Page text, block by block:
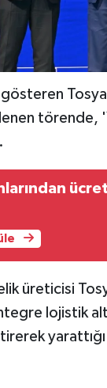
törende,
üreticisi
lojistik